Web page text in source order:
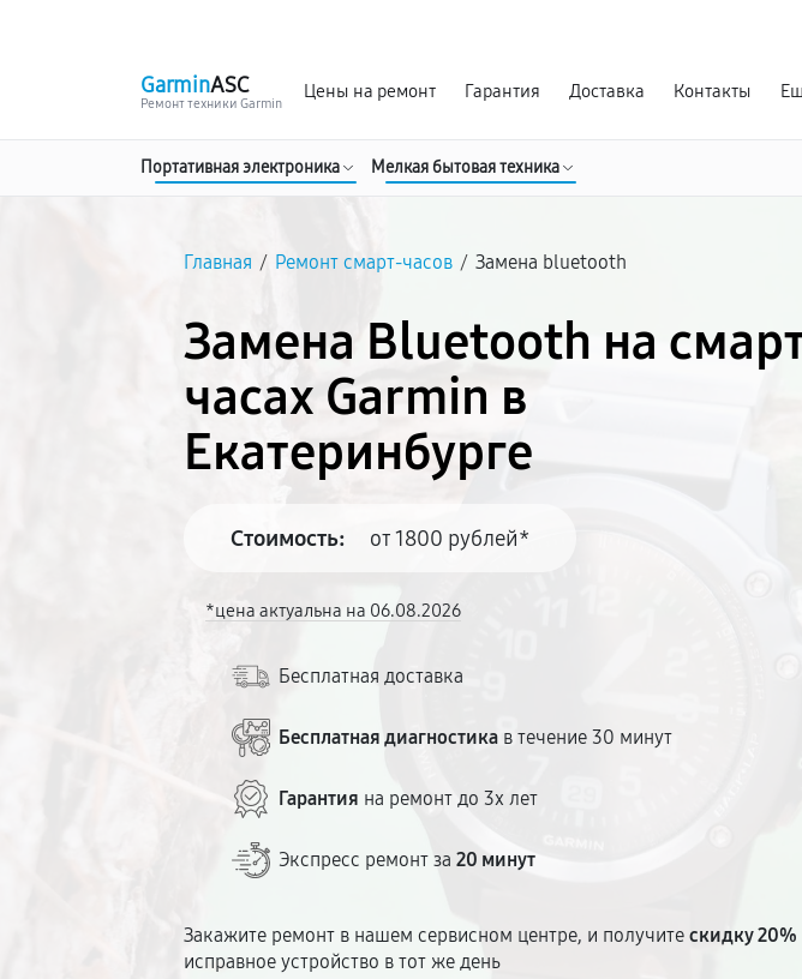
GarminASC
Ремонт техники Garmin
Цены на ремонт Гарантия Доставка Контакты
Портативная электроника Мелкая бытовая техника
Главная / Ремонт смарт-часов / Замена bluetooth
Замена Bluetooth на
часах Garmin в
Екатеринбурге
Стоимость: от 1800 рублей*
*цена актуальна на 06.08.2026
Бесплатная доставка
Бесплатная диагностика в течение 30 минут
Гарантия на ремонт до 3х лет
Экспресс ремонт за20 минут
Закажите ремонт в нашем сервисном центре, и получитескидку 20%
исправное устройство в тот же день